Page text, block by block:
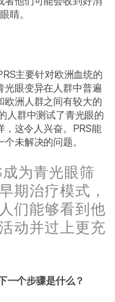
睛。
主要针对欧洲血统的
光眼变异在人群中普遍
欧洲人群之间有较大的
人群中测试了青光眼的
，这令人兴奋。PRS能
未解决的问题。
为青光眼筛
期治疗模式，
们能够看到他
动并过上更充
一个步骤是什么？